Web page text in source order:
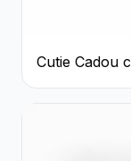
Cutie Cadou
Ferrero